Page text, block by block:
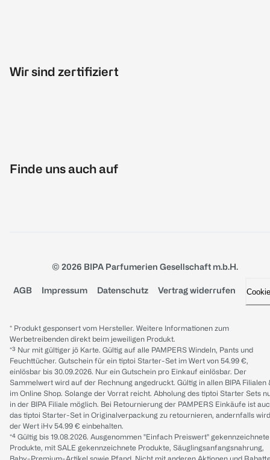
Wir sind zertifiziert
Finde uns auch auf
© 2026 BIPA Parfumerien Gesellschaft m.b.H.
AGB Impressum Datenschutz Vertrag widerrufen
* Produkt gesponsert vom Hersteller. Weitere Informationen zum
Werbetreibenden direkt beim jeweiligen Produkt.
*³ Nur mit gültiger jö Karte. Gültig auf alle PAMPERS Windeln, Pants und
Feuchttücher. Gutschein für ein tiptoi Starter-Set im Wert von 54.99 €,
einlösbar bis 30.09.2026. Nur ein Gutschein pro Einkauf einlösbar. Der
Sammelwert wird auf der Rechnung angedruckt. Gültig in allen BIPA Filialen
im Online Shop. Solange der Vorrat reicht. Abholung des tiptoi Starter Sets
in der BIPA Filiale möglich. Bei Retournierung der PAMPERS Einkäufe ist
das tiptoi Starter-Set in Originalverpackung zu retournieren, andernfalls wird
der Wert iHv 54.99 € einbehalten.
*⁴ Gültig bis 19.08.2026. Ausgenommen "Einfach Preiswert" gekennzeichnete
Produkte, mit SALE gekennzeichnete Produkte, Säuglingsanfangsnahrung,
Baby-Premium-Artikel sowie Pfand. Nicht mit anderen Aktionen und